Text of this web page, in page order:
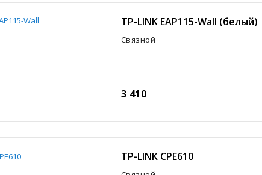
TP-LINK EAP115-Wall (белый)
Связной
3 410
TP-LINK CPE610